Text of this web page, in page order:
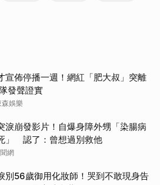
宣佈停播一週！網紅「肥大叔」突離
發聲證實
森娛樂
淚崩發影片！自爆身障外甥「染腸病
」 認了：曾想過別救他
網
別56歲御用化妝師！哭到不敢現身告